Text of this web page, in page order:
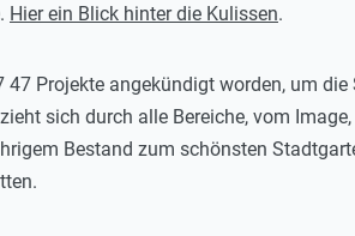
Hier ein Blick hinter die Kulissen.
Projekte angekündigt worden, um
sich durch alle Bereiche, vom
Bestand zum schönsten